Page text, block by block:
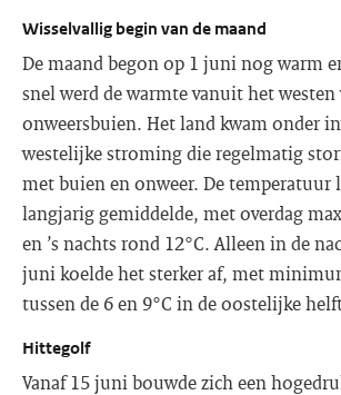
Wisselvallig begin van de maand
De maand begon op 1 juni nog warm
snel werd de warmte vanuit het westen
onweersbuien. Het land kwam onder
westelijke stroming die regelmatig
met buien en onweer. De temperatuur
langjarig gemiddelde, met overdag
en ’s nachts rond 12°C. Alleen in de
juni koelde het sterker af, met
tussen de 6 en 9°C in de oostelijke
Hittegolf
Vanaf 15 juni bouwde zich een